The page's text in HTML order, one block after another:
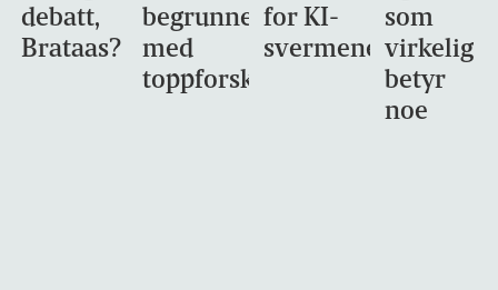
debatt,
Brataas?
begrunnet
med
toppforskning
for KI-
svermene
som
virkelig
betyr
noe